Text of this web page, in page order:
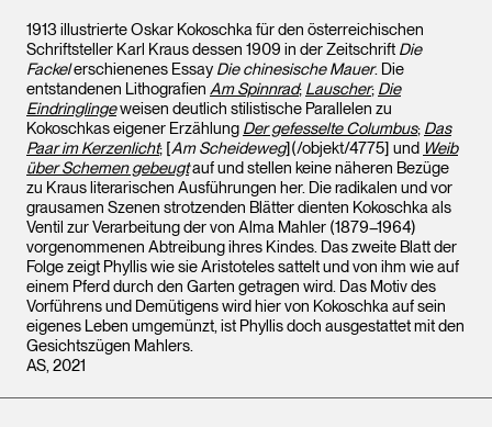
1913 illustrierte Oskar Kokoschka für den österreichischen
Schriftsteller Karl Kraus dessen 1909 in der Zeitschrift Die
Fackelerschienenes Essay Die chinesische Mauer. Die
entstandenen Lithografien Am Spinnrad; Lauscher; Die
Eindringlingeweisen deutlich stilistische Parallelen zu
Kokoschkas eigener Erzählung Der gefesselte Columbus; Das
Paar im Kerzenlicht; [Am Scheideweg](/objekt/4775] und Weib
über Schemen gebeugtauf und stellen keine näheren Bezüge
zu Kraus literarischen Ausführungen her. Die radikalen und vor
grausamen Szenen strotzenden Blätter dienten Kokoschka als
Ventil zur Verarbeitung der von Alma Mahler (1879–1964)
vorgenommenen Abtreibung ihres Kindes. Das zweite Blatt der
Folge zeigt Phyllis wie sie Aristoteles sattelt und von ihm wie auf
einem Pferd durch den Garten getragen wird. Das Motiv des
Vorführens und Demütigens wird hier von Kokoschka auf sein
eigenes Leben umgemünzt, ist Phyllis doch ausgestattet mit den
Gesichtszügen Mahlers.
AS, 2021